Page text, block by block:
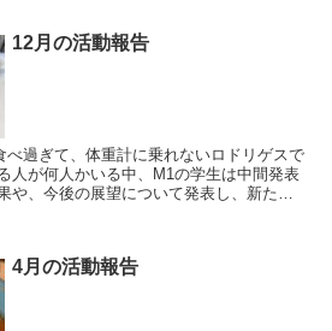
12月の活動報告
べ過ぎて、体重計に乗れないロドリゲスで
4月の活動報告